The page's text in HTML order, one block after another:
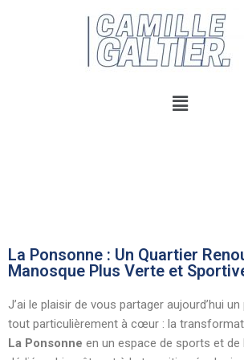
La Ponsonne : Un Quartier
Manosque Plus Verte et
J’ai le plaisir de vous partager aujourd’hui
tout particulièrement à cœur : la
La Ponsonne en un espace de sports et